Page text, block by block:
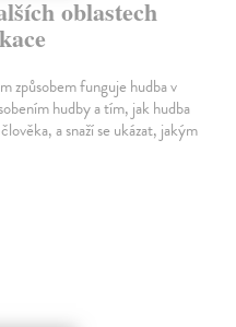
oblastech
způsobem funguje hudba v
hudby a tím, jak hudba
a snaží se ukázat, jakým